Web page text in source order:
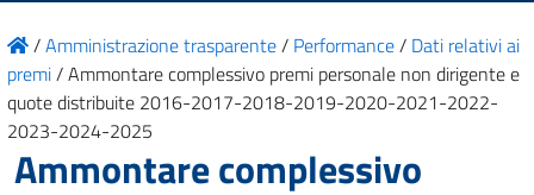
/Amministrazione trasparente/ Performance/ Dati relativi ai
premi/Ammontare complessivo premi personale non dirigente e
quote distribuite 2016-2017-2018-2019-2020-2021-2022-
2023-2024-2025
Ammontare complessivo